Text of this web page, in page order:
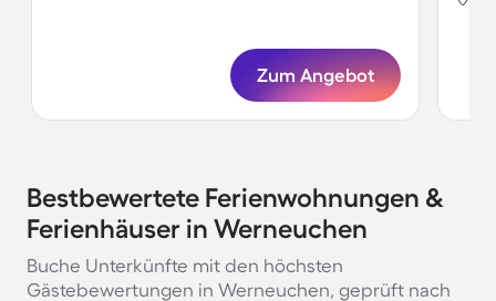
Zum Angebot
Bestbewertete Ferienwohnungen &
Ferienhäuser in Werneuchen
Buche Unterkünfte mit den höchsten
Gästebewertungen in Werneuchen, geprüft nach